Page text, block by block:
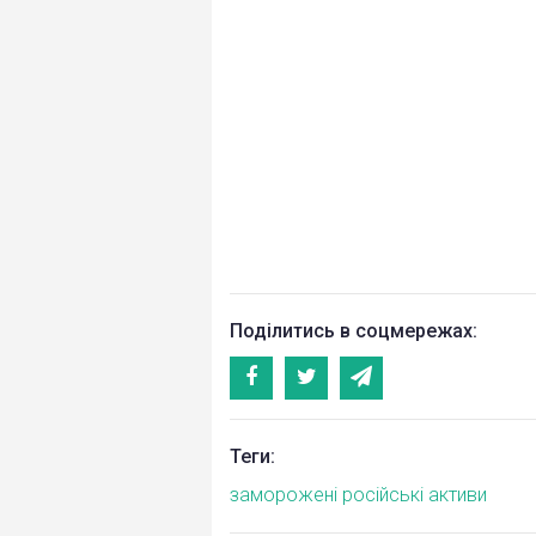
Поділитись в соцмережах:
Теги:
заморожені російські активи